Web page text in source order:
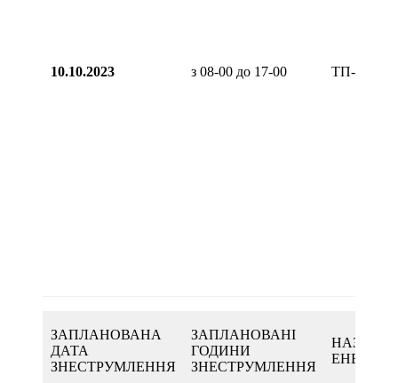
10.10.2023 з 08-00 до 17-00 ТП-181
ЗАПЛАНОВАНА
ДАТА
ЗНЕСТРУМЛЕННЯ
ЗАПЛАНОВАНІ
ГОДИНИ
ЗНЕСТРУМЛЕННЯ
НАЗВА